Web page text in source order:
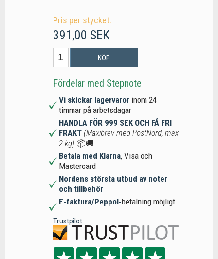
Pris per stycket:
391,00 SEK
KÖP
Fördelar med Stepnote
Vi skickar lagervaror inom 24
timmar på arbetsdagar
HANDLA FÖR 999 SEK OCH FÅ FRI
FRAKT (Maxibrev med PostNord, max
2 kg) 📦🚚
Betala med Klarna, Visa och
Mastercard
Nordens största utbud av noter
och tillbehör
E-faktura/Peppol-betalning möjligt
Trustpilot